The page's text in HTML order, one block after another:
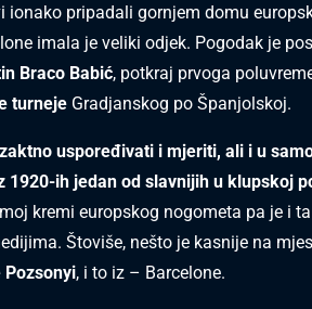
ionako pripadali gornjem domu
imala je veliki odjek. Pogodak je
Braco Babić, potkraj prvoga
turneje Gradjanskog po Španjolskoj.
uspoređivati i mjeriti, ali i u
1920-ih jedan od slavnijih u klupskoj
kremi europskog nogometa pa je i
Štoviše, nešto je kasnije na
Pozsonyi, i to iz – Barcelone.